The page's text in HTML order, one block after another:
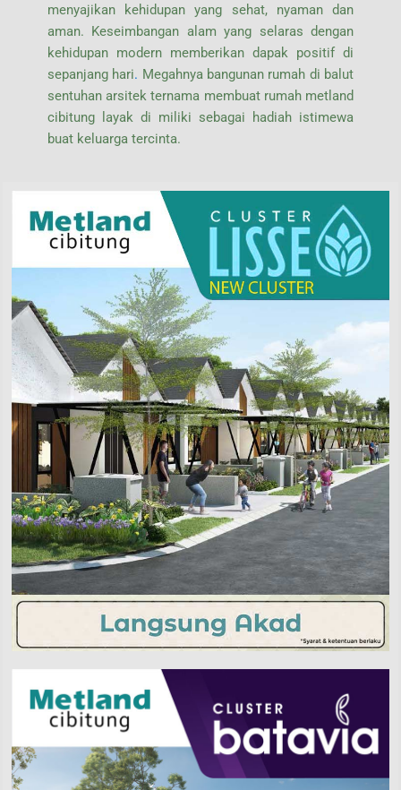
menyajikan kehidupan yang sehat, nyaman dan
aman. Keseimbangan alam yang selaras dengan
kehidupan modern memberikan dapak positif di
sepanjang hari. Megahnya bangunan rumah di balut
sentuhan arsitek ternama membuat rumah metland
cibitung layak di miliki sebagai hadiah istimewa
buat keluarga tercinta.